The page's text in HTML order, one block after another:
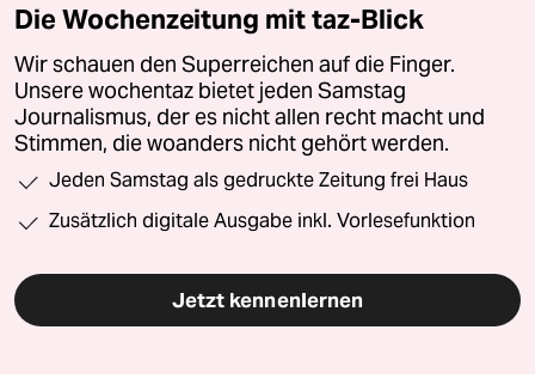
Die Wochenzeitung mit taz-Blick
Wir schauen den Superreichen auf die Finger.
Unsere wochentaz bietet jeden Samstag
Journalismus, der es nicht allen recht macht und
Stimmen, die woanders nicht gehört werden.
Jeden Samstag als gedruckte Zeitung frei Haus
Zusätzlich digitale Ausgabe inkl. Vorlesefunktion
Jetzt kennenlernen